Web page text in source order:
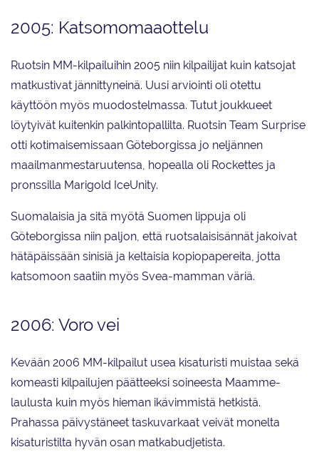
2005: Katsomomaaottelu
Ruotsin MM-kilpailuihin 2005 niin kilpailijat kuin katsojat
matkustivat jännittyneinä. Uusi arviointi oli otettu
käyttöön myös muodostelmassa. Tutut joukkueet
löytyivät kuitenkin palkintopallilta. Ruotsin Team Surprise
otti kotimaisemissaan Göteborgissa jo neljännen
maailmanmestaruutensa, hopealla oli Rockettes ja
pronssilla Marigold IceUnity.
Suomalaisia ja sitä myötä Suomen lippuja oli
Göteborgissa niin paljon, että ruotsalaisisännät jakoivat
hätäpäissään sinisiä ja keltaisia kopiopapereita, jotta
katsomoon saatiin myös Svea-mamman väriä.
2006: Voro vei
Kevään 2006 MM-kilpailut usea kisaturisti muistaa sekä
komeasti kilpailujen päätteeksi soineesta Maamme-
laulusta kuin myös hieman ikävimmistä hetkistä.
Prahassa päivystäneet taskuvarkaat veivät monelta
kisaturistilta hyvän osan matkabudjetista.